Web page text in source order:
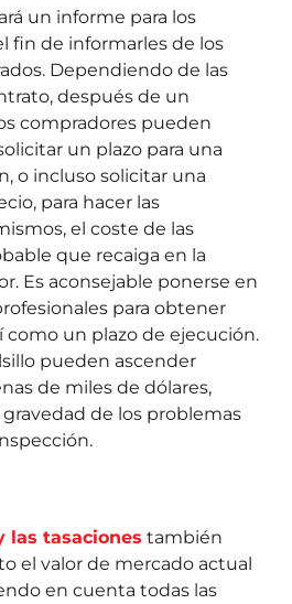
un informe para los
fin de informarles de los
Dependiendo de las
después de un
compradores pueden
un plazo para una
o incluso solicitar una
para hacer las
el coste de las
que recaiga en la
Es aconsejable ponerse en
para obtener
como un plazo de ejecución.
pueden ascender
de miles de dólares,
de los problemas
las tasaciones también
el valor de mercado actual
en cuenta todas las